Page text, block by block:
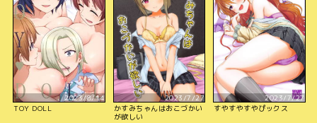
2023/8/14
TOY DOLL
2023/7/27
かすみちゃんはおこづかい
が欲しい
2023/7/27
すやすやすやぴックス